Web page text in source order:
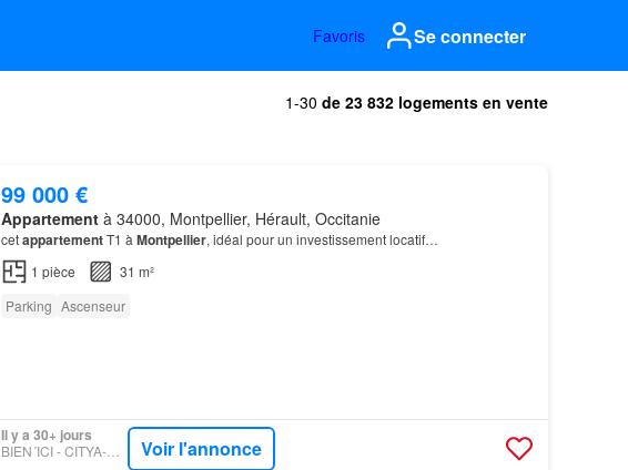
Favoris Se connecter
1-30 de 23 832 logements en vente
99 000 €
Appartementà 34000, Montpellier, Hérault, Occitanie
cetappartementT1 à Montpellier, idéal pour un investissement locatif…
1 pièce
31 m²
Parking Ascenseur
Il y a 30+ jours
BIEN´ICI - CITYA-COGESIM Voir l'annonce